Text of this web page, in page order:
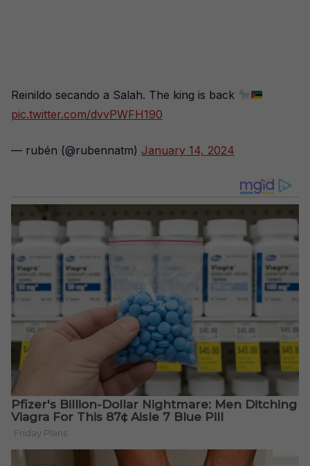
Reinildo secando a Salah. The king is back
pic.twitter.com/dvvPWFH190
— rubén (@rubennatm) January 14, 2024